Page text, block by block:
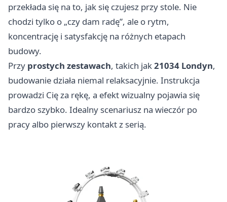
przekłada się na to, jak się czujesz przy stole. Nie
chodzi tylko o „czy dam radę”, ale o rytm,
koncentrację i satysfakcję na różnych etapach
budowy.
Przy prostych zestawach, takich jak21034 Londyn,
budowanie działa niemal relaksacyjnie. Instrukcja
prowadzi Cię za rękę, a efekt wizualny pojawia się
bardzo szybko. Idealny scenariusz na wieczór po
pracy albo pierwszy kontakt z serią.